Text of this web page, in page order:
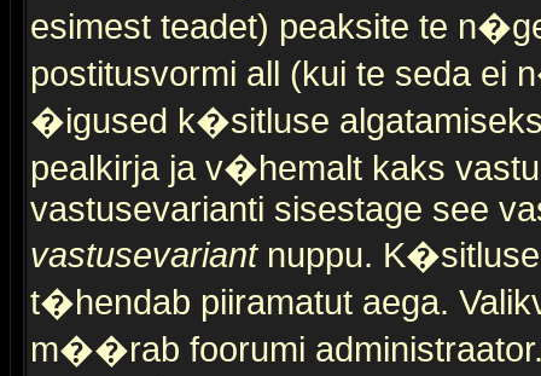
esimest teadet) peaksite te
postitusvormi all (kui te seda ei
�igused k�sitluse
pealkirja ja v�hemalt kaks
vastusevarianti sisestage see
vastusevariantnuppu.
t�hendab piiramatut aega.
m��rab foorumi